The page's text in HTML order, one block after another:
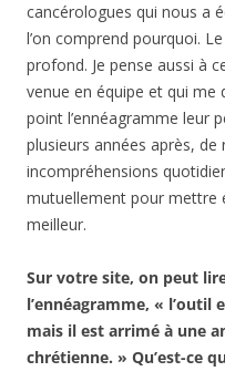
cancérologues qui nous a
l’on comprend pourquoi.
profond. Je pense aussi à
venue en équipe et qui
point l’ennéagramme leur
plusieurs années après,
incompréhensions
mutuellement pour mettre
meilleur.
Sur votre site, on peut
l’ennéagramme, «
mais il est arrimé à une
chrétienne. » Qu’est-ce